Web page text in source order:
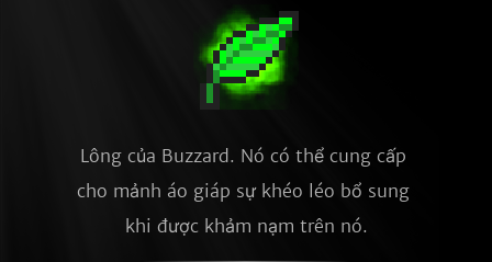
Lông của Buzzard. Nó có thể cung cấp
cho mảnh áo giáp sự khéo léo bổ sung
khi được khảm nạm trên nó.